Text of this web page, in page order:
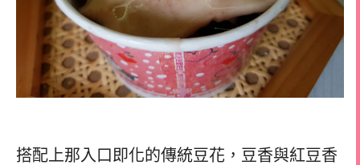
搭配上那入口即化的傳統豆花，豆香與紅豆香